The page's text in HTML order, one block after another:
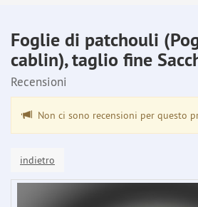
Foglie di patchouli
cablin), taglio fine
Recensioni
Non ci sono recensioni per questo
indietro